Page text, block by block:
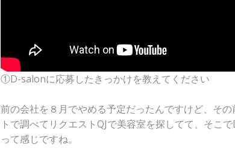
①D-salonに応募したきっかけを教えてください
前の会社を８月でやめる予定だったんですけど、そ
トで調べてリクエストQJで美容室を探してて、そこ
って感じですね。